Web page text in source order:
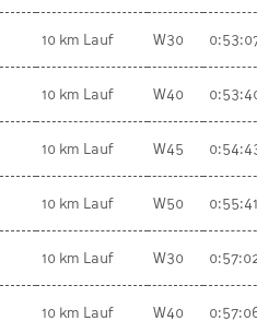
10 km Lauf W30
10 km Lauf W40
10 km Lauf W45
10 km Lauf W50 0:55:41
10 km Lauf W30
10 km Lauf W40